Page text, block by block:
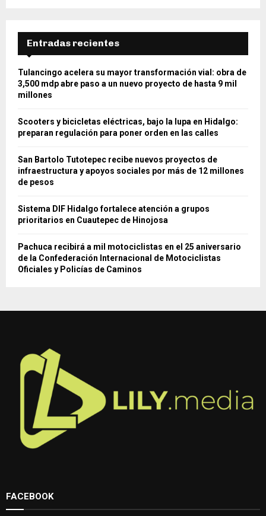
Entradas recientes
Tulancingo acelera su mayor transformación vial: obra de
3,500 mdp abre paso a un nuevo proyecto de hasta 9 mil
millones
Scooters y bicicletas eléctricas, bajo la lupa en Hidalgo:
preparan regulación para poner orden en las calles
San Bartolo Tutotepec recibe nuevos proyectos de
infraestructura y apoyos sociales por más de 12 millones
de pesos
Sistema DIF Hidalgo fortalece atención a grupos
prioritarios en Cuautepec de Hinojosa
Pachuca recibirá a mil motociclistas en el 25 aniversario
de la Confederación Internacional de Motociclistas
Oficiales y Policías de Caminos
FACEBOOK